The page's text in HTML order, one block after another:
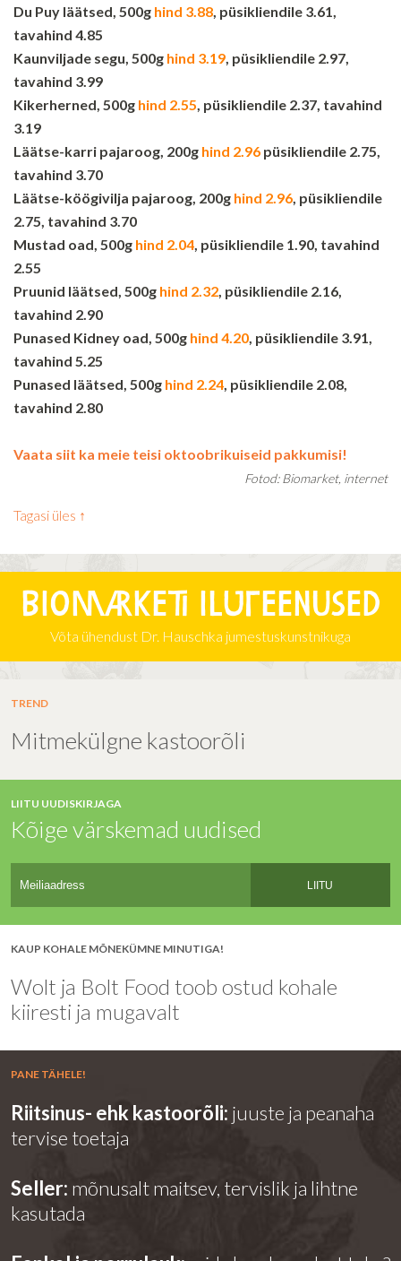
Du Puy läätsed, 500g hind 3.88, püsikliendile 3.61,
tavahind 4.85
Kaunviljade segu, 500g hind 3.19, püsikliendile 2.97,
tavahind 3.99
Kikerherned, 500g hind 2.55, püsikliendile 2.37, tavahind
3.19
Läätse-karri pajaroog, 200g hind 2.96 püsikliendile 2.75,
tavahind 3.70
Läätse-köögivilja pajaroog, 200g hind 2.96, püsikliendile
2.75, tavahind 3.70
Mustad oad, 500g hind 2.04, püsikliendile 1.90, tavahind
2.55
Pruunid läätsed, 500g hind 2.32, püsikliendile 2.16,
tavahind 2.90
Punased Kidney oad, 500g hind 4.20, püsikliendile 3.91,
tavahind 5.25
Punased läätsed, 500g hind 2.24, püsikliendile 2.08,
tavahind 2.80
Vaata siit ka meie teisi oktoobrikuiseid pakkumisi!
Fotod: Biomarket, internet
Tagasi üles ↑
Biomarketi iluteenused
Võta ühendust Dr. Hauschka jumestuskunstnikuga
TREND
Mitmekülgne kastoorõli
LIITU UUDISKIRJAGA
Kõige värskemad uudised
LIITU
KAUP KOHALE MÕNEKÜMNE MINUTIGA!
Wolt ja Bolt Food toob ostud kohale
kiiresti ja mugavalt
PANE TÄHELE!
Riitsinus- ehk kastoorõli: juuste ja peanaha
tervise toetaja
Seller: mõnusalt maitsev, tervislik ja lihtne
kasutada